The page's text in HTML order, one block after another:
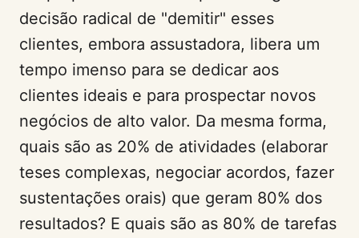
decisão radical de "demitir" esses
clientes, embora assustadora, libera um
tempo imenso para se dedicar aos
clientes ideais e para prospectar novos
negócios de alto valor. Da mesma forma,
quais são as 20% de atividades (elaborar
teses complexas, negociar acordos, fazer
sustentações orais) que geram 80% dos
resultados? E quais são as 80% de tarefas